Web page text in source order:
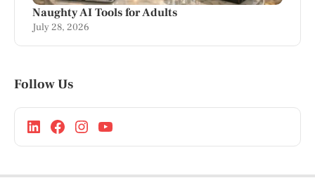
Naughty AI Tools for Adults
July 28, 2026
Follow Us